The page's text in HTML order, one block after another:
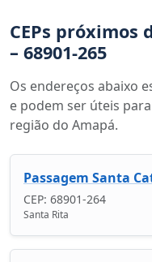
CEPs próximos
– 68901-265
Os endereços abaixo
e podem ser úteis
região do Amapá.
Passagem Santa
CEP: 68901-264
Santa Rita